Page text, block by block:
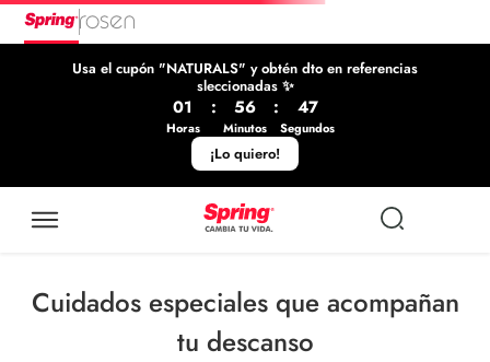
Usa el cupón "NATURALS" y obtén dto en referencias
sleccionadas ✨
01
Horas
: 56
Minutos
: 47
Segundos
¡Lo quiero!
Cuidados especiales que acompañan
tu descanso